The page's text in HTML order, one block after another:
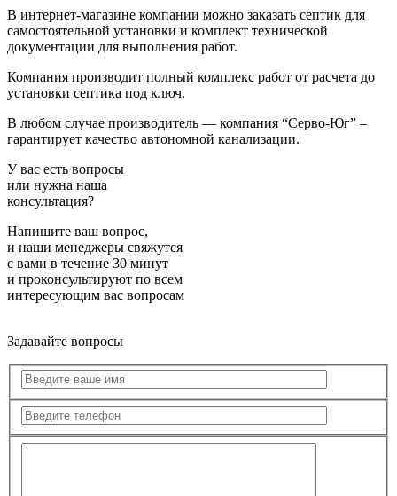
В интернет-магазине компании можно заказать септик для
самостоятельной установки и комплект технической
документации для выполнения работ.
Компания производит полный комплекс работ от расчета до
установки септика под ключ.
В любом случае производитель — компания “Серво-Юг” –
гарантирует качество автономной канализации.
У вас есть вопросы
или нужна наша
консультация?
Напишите ваш вопрос,
и наши менеджеры свяжутся
с вами в течение 30 минут
и проконсультируют по всем
интересующим вас вопросам
Задавайте вопросы